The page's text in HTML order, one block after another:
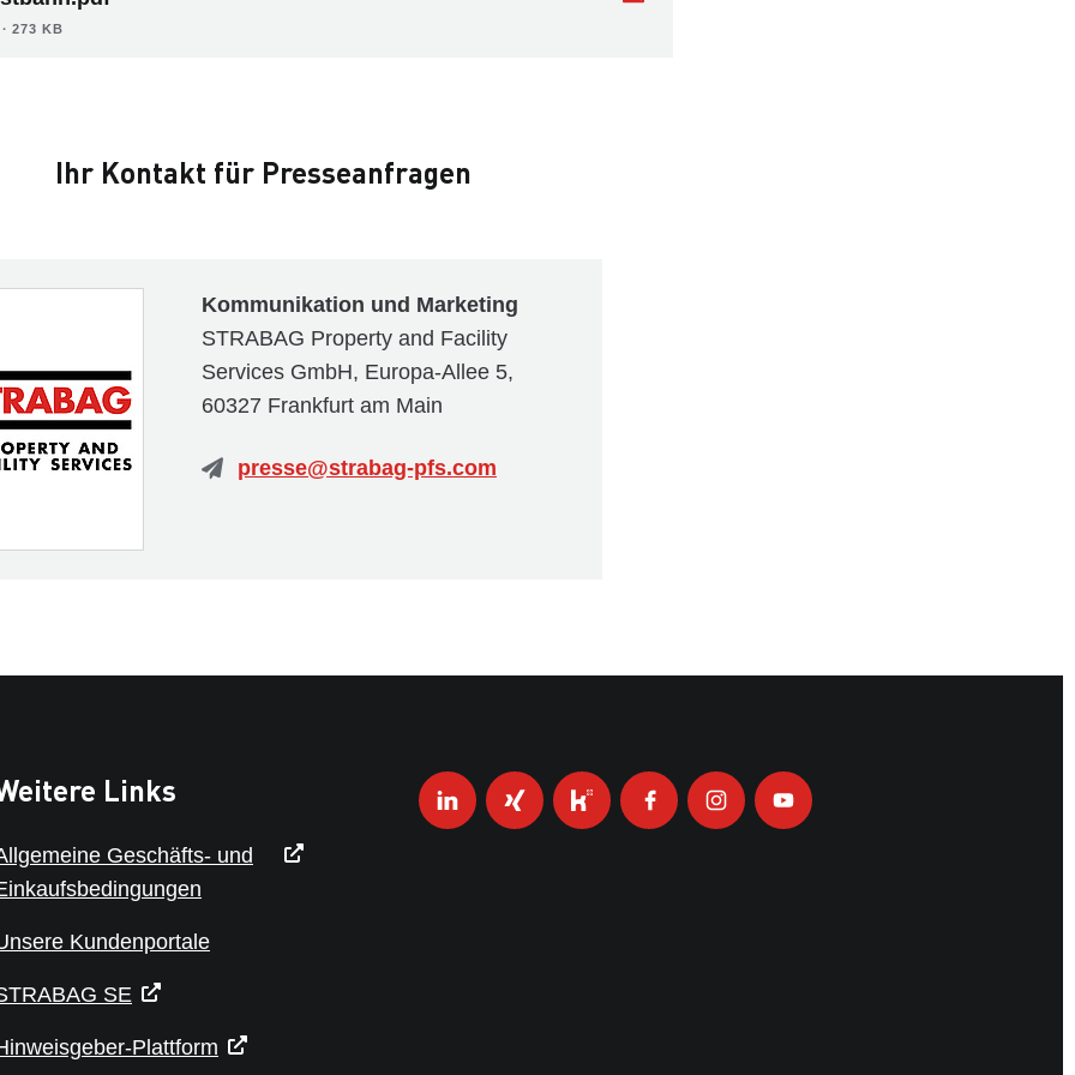
273 KB
Ihr Kontakt für Presseanfragen
Kommunikation und Marketing
STRABAG Property and Facility
Services GmbH, Europa-Allee 5,
60327 Frankfurt am Main
presse@strabag-pfs.com
Links
Geschäfts- und
Kundenportale
SE
Plattform